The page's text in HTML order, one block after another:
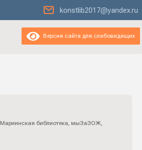
konstlib2017@yandex.ru
Версия сайта для слабовидящих
Мариинская библиотека, мыЗаЗОЖ,